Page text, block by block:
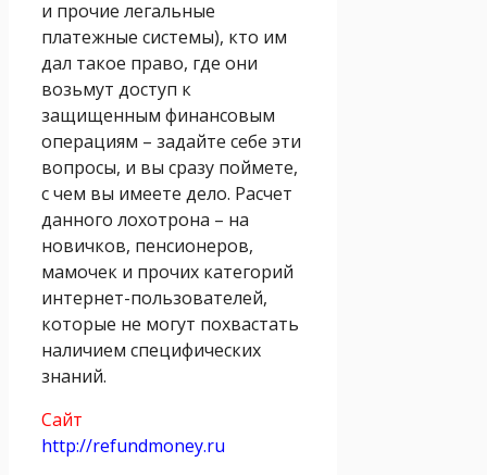
и прочие легальные
платежные системы), кто им
дал такое право, где они
возьмут доступ к
защищенным финансовым
операциям – задайте себе эти
вопросы, и вы сразу поймете,
с чем вы имеете дело. Расчет
данного лохотрона – на
новичков, пенсионеров,
мамочек и прочих категорий
интернет-пользователей,
которые не могут похвастать
наличием специфических
знаний.
Сайт
http://refundmoney.ru